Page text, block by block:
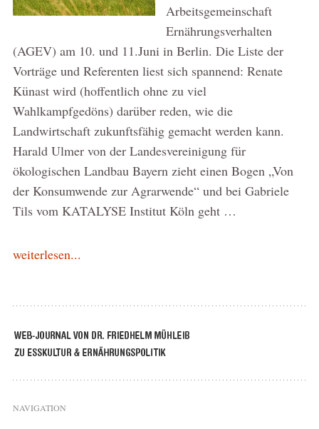
Arbeitsgemeinschaft
Ernährungsverhalten
(AGEV) am 10. und 11.Juni in Berlin. Die Liste der
Vorträge und Referenten liest sich spannend: Renate
Künast wird (hoffentlich ohne zu viel
Wahlkampfgedöns) darüber reden, wie die
Landwirtschaft zukunftsfähig gemacht werden kann.
Harald Ulmer von der Landesvereinigung für
ökologischen Landbau Bayern zieht einen Bogen „Von
der Konsumwende zur Agrarwende“ und bei Gabriele
Tils vom KATALYSE Institut Köln geht …
weiterlesen...
NAVIGATION